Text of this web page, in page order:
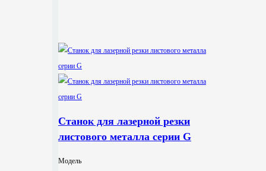
Станок для лазерной резки
листового металла серии G
Модель